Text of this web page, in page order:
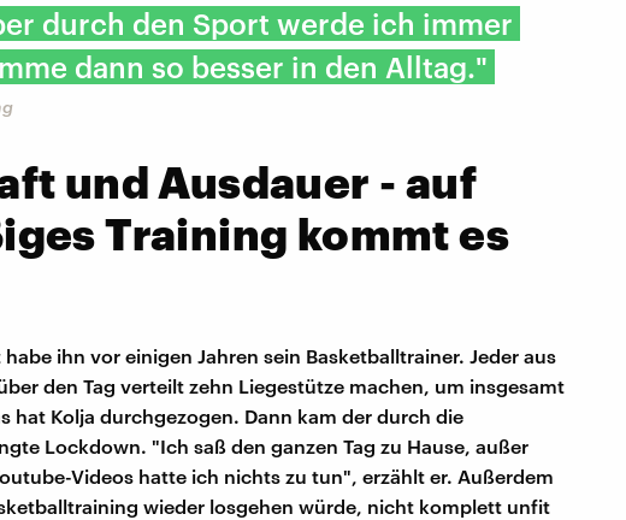
durch den Sport werde ich immer
dann so besser in den Alltag."
und Ausdauer - auf
Training kommt es
ihn vor einigen Jahren sein Basketballtrainer. Jeder aus
den Tag verteilt zehn Liegestütze machen, um insgesamt
hat Kolja durchgezogen. Dann kam der durch die
Lockdown. "Ich saß den ganzen Tag zu Hause, außer
Videos hatte ich nichts zu tun", erzählt er. Außerdem
wieder losgehen würde, nicht komplett unfit